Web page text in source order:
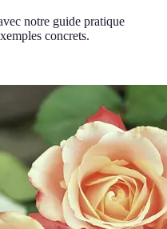
notre guide pratique
concrets.